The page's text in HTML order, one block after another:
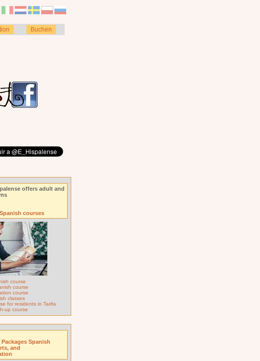
Buchen
offers adult and
courses
course
course
course
classes
for residents in Tarifa
up course
Spanish
and